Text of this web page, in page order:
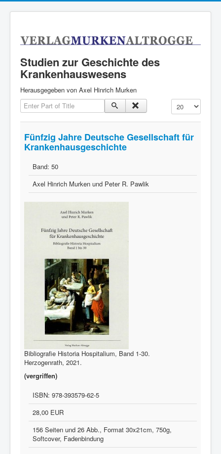
Studien zur Geschichte des
Krankenhauswesens
Herausgegeben von Axel Hinrich Murken
Enter Part of Title
Anzeige #
Fünfzig Jahre Deutsche Gesellschaft für
Krankenhausgeschichte
Band: 50
Axel Hinrich Murken und Peter R. Pawlik
Bibliografie Historia Hospitalium, Band 1-30.
Herzogenrath, 2021.
(vergriffen)
ISBN: 978-393579-62-5
28,00 EUR
156 Seiten und 26 Abb., Format 30x21cm, 750g,
Softcover, Fadenbindung